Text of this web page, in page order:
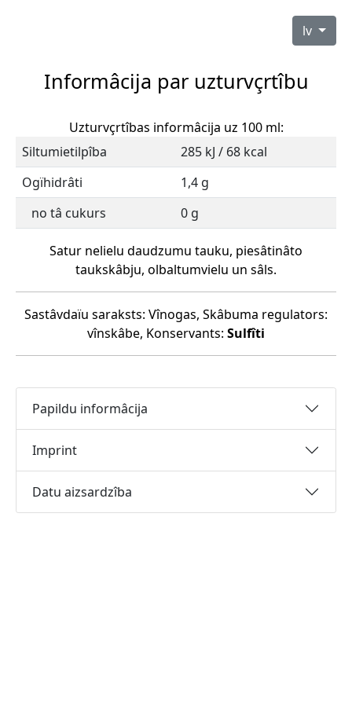
lv
Informâcija par uzturvçrtîbu
Uzturvçrtîbas informâcija uz 100 ml:
Siltumietilpîba
285 kJ / 68 kcal
Ogïhidrâti
1,4 g
no tâ cukurs
0 g
Satur nelielu daudzumu tauku, piesâtinâto
taukskâbju, olbaltumvielu un sâls.
Sastâvdaïu saraksts: Vînogas, Skâbuma regulators:
vînskâbe, Konservants: Sulfîti
Papildu informâcija
Imprint
Datu aizsardzîba